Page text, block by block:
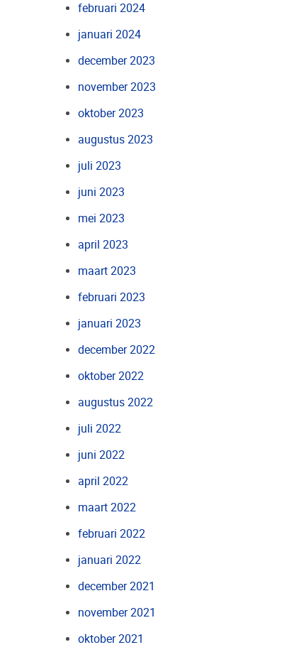
februari 2024
januari 2024
december 2023
november 2023
oktober 2023
augustus 2023
juli 2023
juni 2023
mei 2023
april 2023
maart 2023
februari 2023
januari 2023
december 2022
oktober 2022
augustus 2022
juli 2022
juni 2022
april 2022
maart 2022
februari 2022
januari 2022
december 2021
november 2021
oktober 2021